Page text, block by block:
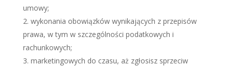
umowy;
wykonania obowiązków wynikających z przepisów
prawa, w tym w szczególności podatkowych i
rachunkowych;
marketingowych do czasu, aż zgłosisz sprzeciw